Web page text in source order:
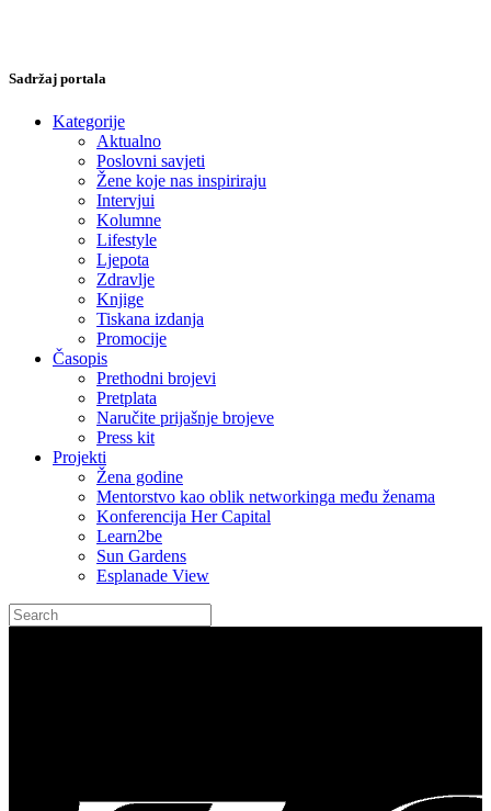
Sadržaj portala
Kategorije
Aktualno
Poslovni savjeti
Žene koje nas inspiriraju
Intervjui
Kolumne
Lifestyle
Ljepota
Zdravlje
Knjige
Tiskana izdanja
Promocije
Časopis
Prethodni brojevi
Pretplata
Naručite prijašnje brojeve
Press kit
Projekti
Žena godine
Mentorstvo kao oblik networkinga među ženama
Konferencija Her Capital
Learn2be
Sun Gardens
Esplanade View